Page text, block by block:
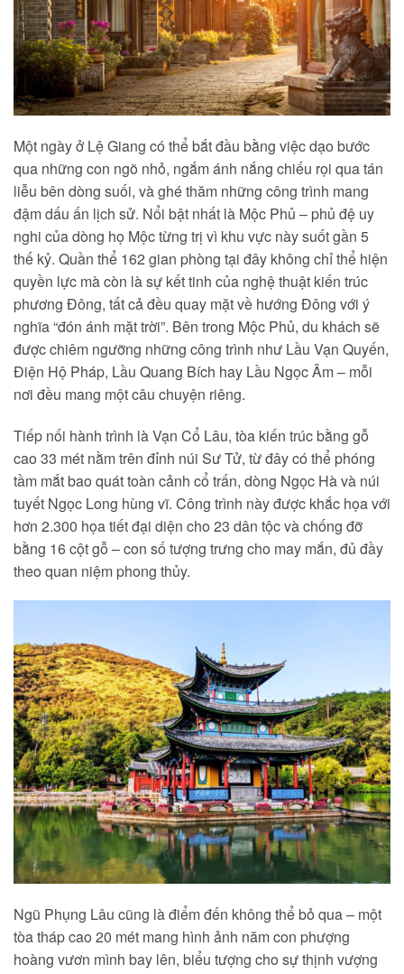
Một ngày ở Lệ Giang có thể bắt đầu bằng việc dạo bước
qua những con ngõ nhỏ, ngắm ánh nắng chiếu rọi qua tán
liễu bên dòng suối, và ghé thăm những công trình mang
đậm dấu ấn lịch sử. Nổi bật nhất là Mộc Phủ – phủ đệ uy
nghi của dòng họ Mộc từng trị vì khu vực này suốt gần 5
thế kỷ. Quần thể 162 gian phòng tại đây không chỉ thể hiện
quyền lực mà còn là sự kết tinh của nghệ thuật kiến trúc
phương Đông, tất cả đều quay mặt về hướng Đông với ý
nghĩa “đón ánh mặt trời”. Bên trong Mộc Phủ, du khách sẽ
được chiêm ngưỡng những công trình như Lầu Vạn Quyến,
Điện Hộ Pháp, Lầu Quang Bích hay Lầu Ngọc Âm – mỗi
nơi đều mang một câu chuyện riêng.
Tiếp nối hành trình là Vạn Cổ Lâu, tòa kiến trúc bằng gỗ
cao 33 mét nằm trên đỉnh núi Sư Tử, từ đây có thể phóng
tầm mắt bao quát toàn cảnh cổ trấn, dòng Ngọc Hà và núi
tuyết Ngọc Long hùng vĩ. Công trình này được khắc họa với
hơn 2.300 họa tiết đại diện cho 23 dân tộc và chống đỡ
bằng 16 cột gỗ – con số tượng trưng cho may mắn, đủ đầy
theo quan niệm phong thủy.
Ngũ Phụng Lâu cũng là điểm đến không thể bỏ qua – một
tòa tháp cao 20 mét mang hình ảnh năm con phượng
hoàng vươn mình bay lên, biểu tượng cho sự thịnh vượng